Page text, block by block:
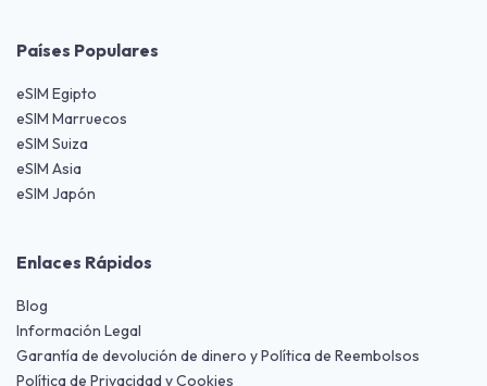
Países Populares
eSIM Egipto
eSIM Marruecos
eSIM Suiza
eSIM Asia
eSIM Japón
Enlaces Rápidos
Blog
Información Legal
Garantía de devolución de dinero y Política de Reembolsos
Política de Privacidad y Cookies